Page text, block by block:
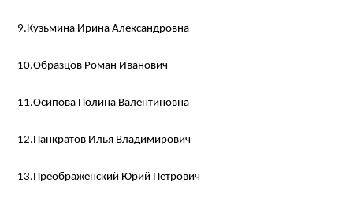
9.Кузьмина Ирина Александровна
10.Образцов Роман Иванович
11.Осипова Полина Валентиновна
12.Панкратов Илья Владимирович
13.Преображенский Юрий Петрович